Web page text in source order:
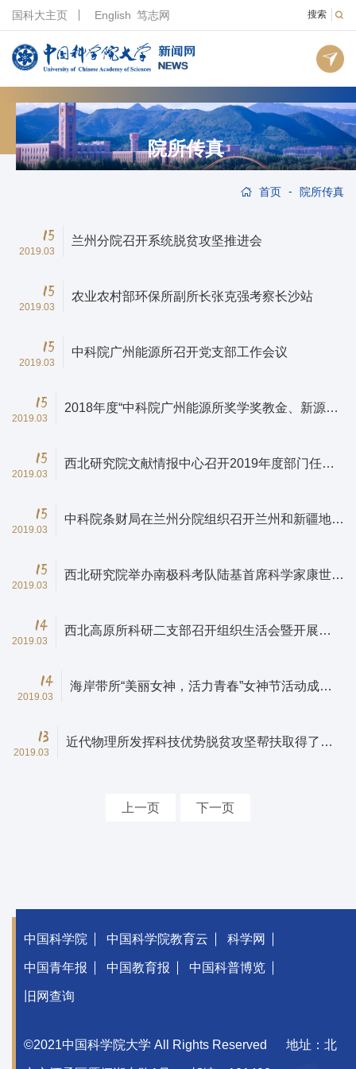
搜索
国科大主页 English 笃志网
院所传真
首页 - 院所传真
15
2019.03
兰州分院召开系统脱贫攻坚推进会
15
2019.03
农业农村部环保所副所长张克强考察长沙站
15
2019.03
中科院广州能源所召开党支部工作会议
15
2019.03
2018年度“中科院广州能源所奖学奖教金、新源聚
15
2019.03
西北研究院文献情报中心召开2019年度部门任务
15
2019.03
中科院条财局在兰州分院组织召开兰州和新疆地区
15
2019.03
西北研究院举办南极科考队陆基首席科学家康世昌
14
2019.03
西北高原所科研二支部召开组织生活会暨开展
14
2019.03
海岸带所“美丽女神，活力青春”女神节活动成功
13
2019.03
近代物理所发挥科技优势脱贫攻坚帮扶取得了良
上一页 下一页
中国科学院 中国科学院教育云 科学网
中国青年报 中国教育报 中国科普博览
旧网查询
©2021中国科学院大学 All Rights Reserved 地址：北